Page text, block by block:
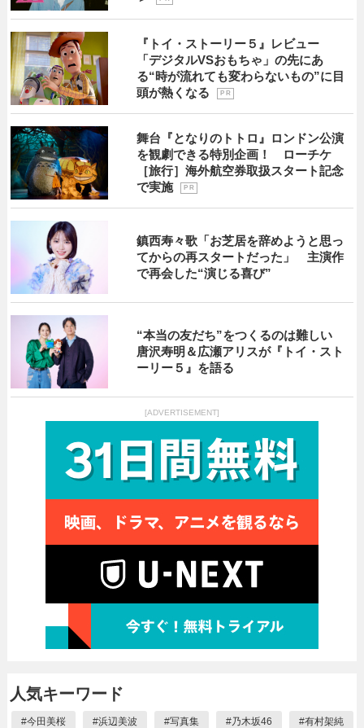
『トイ・ストーリー５』レビュー
「デジタルVSおもちゃ」の先にあ
る“時が流れても変わらないもの”に目
頭が熱くなる
P R
舞台『となりのトトロ』ロンドン公演
を観劇できる特別企画！ ローチケ
［旅行］海外航空券取扱スタート記念
で実施
P R
鎮西寿々歌「お芝居を辞めようと思っ
てからの再スタートだった」 主演作
で再会した“演じる喜び”
“本当の友だち”をつくるのは難しい
唐沢寿明＆広瀬アリスが『トイ・スト
ーリー５』を語る
[ADVERTISEMENT]
人気キーワード
#今田美桜 #浜辺美波 #写真集 #乃木坂46 #有村架純